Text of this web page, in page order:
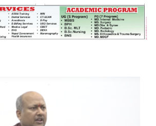
महत्त्वपूर्ण हुन्छ : मेयर मण्डल